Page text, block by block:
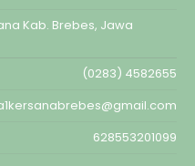
Kab. Brebes, Jawa
(0283) 4582655
628553201099